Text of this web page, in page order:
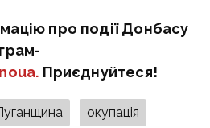
про події Донбасу
Приєднуйтеся!
окупація